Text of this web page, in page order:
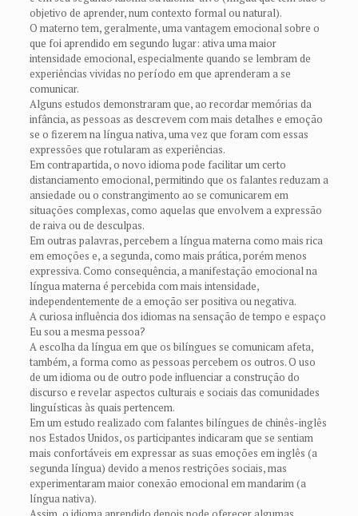
objetivo de aprender, num contexto formal ou natural).
O materno tem, geralmente, uma vantagem emocional sobre o
que foi aprendido em segundo lugar: ativa uma maior
intensidade emocional, especialmente quando se lembram de
experiências vividas no período em que aprenderam a se
comunicar.
Alguns estudos demonstraram que, ao recordar memórias da
infância, as pessoas as descrevem com mais detalhes e emoção
se o fizerem na língua nativa, uma vez que foram com essas
expressões que rotularam as experiências.
Em contrapartida, o novo idioma pode facilitar um certo
distanciamento emocional, permitindo que os falantes reduzam a
ansiedade ou o constrangimento ao se comunicarem em
situações complexas, como aquelas que envolvem a expressão
de raiva ou de desculpas.
Em outras palavras, percebem a língua materna como mais rica
em emoções e, a segunda, como mais prática, porém menos
expressiva. Como consequência, a manifestação emocional na
língua materna é percebida com mais intensidade,
independentemente de a emoção ser positiva ou negativa.
A curiosa influência dos idiomas na sensação de tempo e espaço
Eu sou a mesma pessoa?
A escolha da língua em que os bilíngues se comunicam afeta,
também, a forma como as pessoas percebem os outros. O uso
de um idioma ou de outro pode influenciar a construção do
discurso e revelar aspectos culturais e sociais das comunidades
linguísticas às quais pertencem.
Em um estudo realizado com falantes bilíngues de chinês-inglês
nos Estados Unidos, os participantes indicaram que se sentiam
mais confortáveis em expressar as suas emoções em inglês (a
segunda língua) devido a menos restrições sociais, mas
experimentaram maior conexão emocional em mandarim (a
língua nativa).